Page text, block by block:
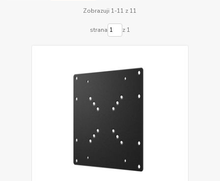
Zobrazuji 1-11 z 11
strana z 1